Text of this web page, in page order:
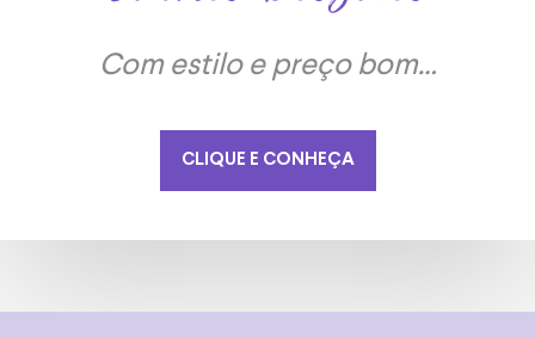
Com estilo e preço bom…
CLIQUE E CONHEÇA